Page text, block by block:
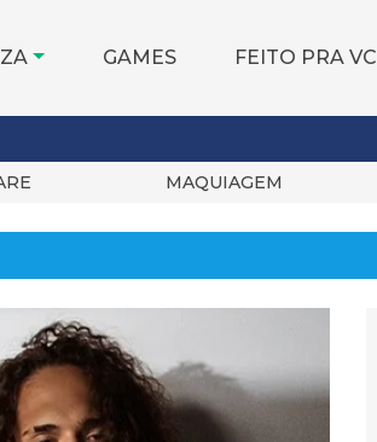
GAMES FEITO PRA VC
MAQUIAGEM